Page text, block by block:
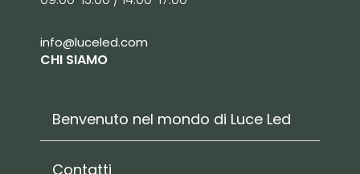
info@luceled.com
CHI SIAMO
Benvenuto nel mondo di Luce Led
Contatti